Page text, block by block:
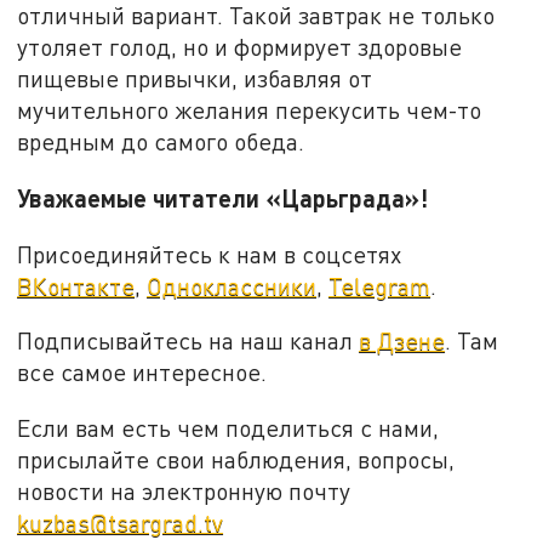
отличный вариант. Такой завтрак не только
утоляет голод, но и формирует здоровые
пищевые привычки, избавляя от
мучительного желания перекусить чем-то
вредным до самого обеда.
Уважаемые читатели «Царьграда»!
Присоединяйтесь к нам в соцсетях
ВКонтакте Одноклассники Telegram
Подписывайтесь на наш канал в Дзене. Там
все самое интересное.
Если вам есть чем поделиться с нами,
присылайте свои наблюдения, вопросы,
новости на электронную почту
kuzbas@tsargrad.tv